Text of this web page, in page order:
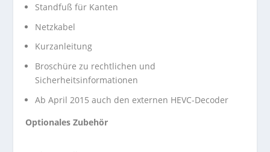
Standfuß für Kanten
Netzkabel
Kurzanleitung
Broschüre zu rechtlichen und
Sicherheitsinformationen
Ab April 2015 auch den externen HEVC-Decoder
Optionales Zubehör